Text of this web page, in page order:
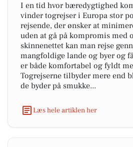
I en tid hvor bæredygtighed
vinder togrejser i Europa stor
rejsende, der ønsker at
uden at gå på kompromis med
skinnenettet kan man rejse
mangfoldige lande og byer og
er både komfortabel og fyldt
Togrejserne tilbyder mere end
de byder på smukke...
Læs hele artiklen her